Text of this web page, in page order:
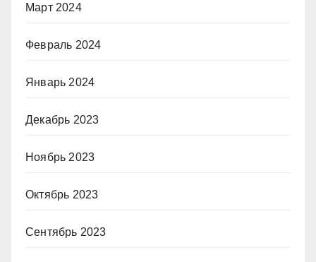
Март 2024
Февраль 2024
Январь 2024
Декабрь 2023
Ноябрь 2023
Октябрь 2023
Сентябрь 2023